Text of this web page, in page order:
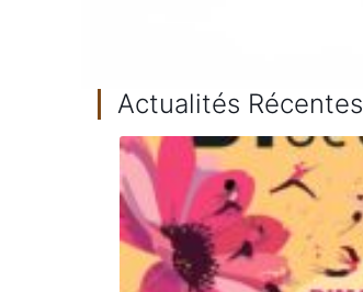
Actualités Récentes